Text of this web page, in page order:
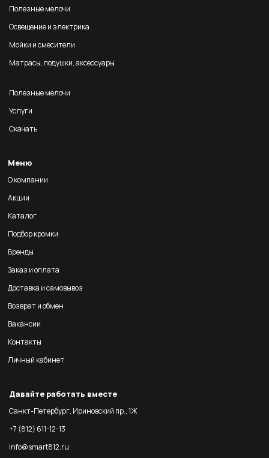
Полезные мелочи
Освещение и электрика
Мойки и смесители
Матрасы, подушки, аксессуары
Полезные мелочи
Услуги
Скачать
Меню
О компании
Акции
Каталог
Подбор кромки
Бренды
Заказ и оплата
Доставка и самовывоз
Возврат и обмен
Вакансии
Контакты
Личный кабинет
Давайте работать вместе
Санкт-Петербург, Ириновский пр., 1Ж
+7 (812) 611-12-13
info@smart812.ru